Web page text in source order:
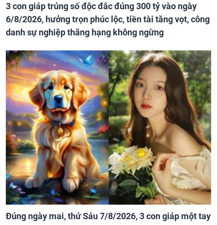
3 con giáp trúng số độc đắc đúng 300 tỷ vào ngày
6/8/2026, hưởng trọn phúc lộc, tiền tài tăng vọt, công
danh sự nghiệp thăng hạng không ngừng
Đúng ngày mai, thứ Sáu 7/8/2026, 3 con giáp một tay